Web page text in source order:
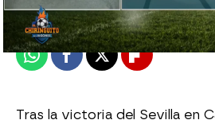
Publicado: 04 de enero de
WhatsappFacebook
X Flipboard
Tras la victoria del Sevilla en